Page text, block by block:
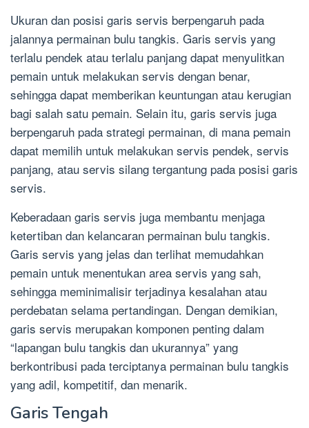
Ukuran dan posisi garis servis berpengaruh pada
jalannya permainan bulu tangkis. Garis servis yang
terlalu pendek atau terlalu panjang dapat menyulitkan
pemain untuk melakukan servis dengan benar,
sehingga dapat memberikan keuntungan atau kerugian
bagi salah satu pemain. Selain itu, garis servis juga
berpengaruh pada strategi permainan, di mana pemain
dapat memilih untuk melakukan servis pendek, servis
panjang, atau servis silang tergantung pada posisi garis
servis.
Keberadaan garis servis juga membantu menjaga
ketertiban dan kelancaran permainan bulu tangkis.
Garis servis yang jelas dan terlihat memudahkan
pemain untuk menentukan area servis yang sah,
sehingga meminimalisir terjadinya kesalahan atau
perdebatan selama pertandingan. Dengan demikian,
garis servis merupakan komponen penting dalam
“lapangan bulu tangkis dan ukurannya” yang
berkontribusi pada terciptanya permainan bulu tangkis
yang adil, kompetitif, dan menarik.
Garis Tengah